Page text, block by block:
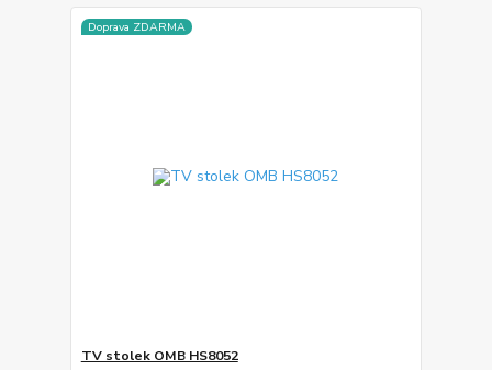
Doprava ZDARMA
TV stolek OMB HS8052